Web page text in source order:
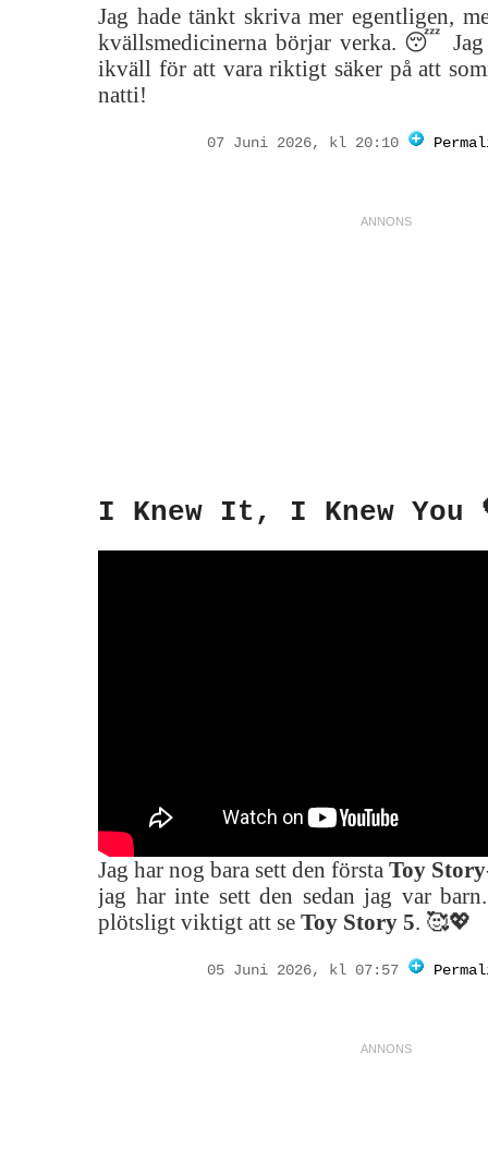
Jag hade tänkt skriva mer egentligen,
kvällsmedicinerna börjar verka. 😴
ikväll för att vara riktigt säker på att
natti!
07 Juni 2026, kl 20:10
I Knew It, I Knew You
Jag har nog bara sett den första Toy Story
jag har inte sett den sedan jag var
plötsligt viktigt att se Toy Story 5. 🥰💖
05 Juni 2026, kl 07:57